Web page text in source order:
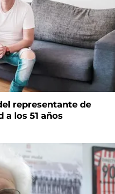
representante de
a los 51 años